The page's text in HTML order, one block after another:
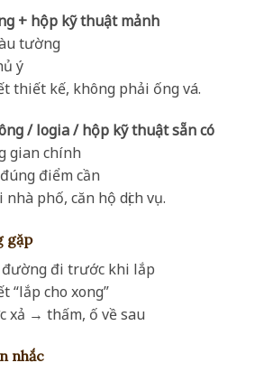
+ hộp kỹ thuật mảnh
tường
ý
thiết kế, không phải ống vá.
/ logia / hộp kỹ thuật sẵn có
gian chính
điểm cần
phố, căn hộ dịch vụ.
gặp
đường đi trước khi lắp
“lắp cho xong”
xả → thấm, ố về sau
nhắc